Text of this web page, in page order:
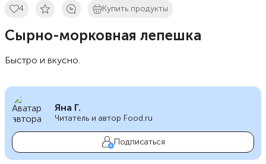
4 Купить продукты
Сырно-морковная лепешка
Быстро и вкусно.
Яна Г.
Читатель и автор Food.ru
Подписаться